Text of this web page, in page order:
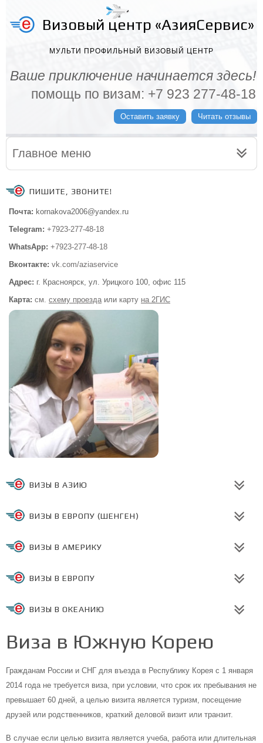
Визовый центр «АзияСервис»
МУЛЬТИ ПРОФИЛЬНЫЙ ВИЗОВЫЙ ЦЕНТР
Ваше приключение начинается здесь!
помощь по визам: +7 923 277-48-18
Оставить заявку Читать отзывы
Главное меню
ПИШИТЕ, ЗВОНИТЕ!
Почта: kornakova2006@yandex.ru
Telegram: +7923-277-48-18
WhatsApp: +7923-277-48-18
Вконтакте: vk.com/aziaservice
Адрес: г. Красноярск, ул. Урицкого 100, офис 115
Карта: см. схему проездаили карту на 2ГИС
ВИЗЫ В АЗИЮ
ВИЗЫ В ЕВРОПУ (ШЕНГЕН)
ВИЗЫ В АМЕРИКУ
ВИЗЫ В ЕВРОПУ
ВИЗЫ В ОКЕАНИЮ
Виза в Южную Корею
Гражданам России и СНГ для въезда в Республику Корея с 1 января
2014 года не требуется виза, при условии, что срок их пребывания не
превышает 60 дней, а целью визита является туризм, посещение
друзей или родственников, краткий деловой визит или транзит.
В случае если целью визита является учеба, работа или длительная